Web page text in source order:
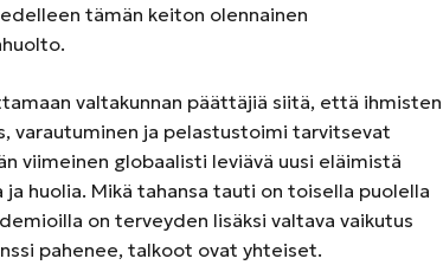
tämän keiton olennainen
valtakunnan päättäjiä siitä, että ihmisten
varautuminen ja pelastustoimi tarvitsevat
viimeinen globaalisti leviävä uusi eläimistä
huolia. Mikä tahansa tauti on toisella puolella
on terveyden lisäksi valtava vaikutus
pahenee, talkoot ovat yhteiset.